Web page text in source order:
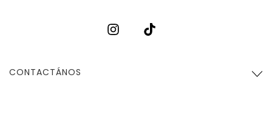
CONTACTÁNOS